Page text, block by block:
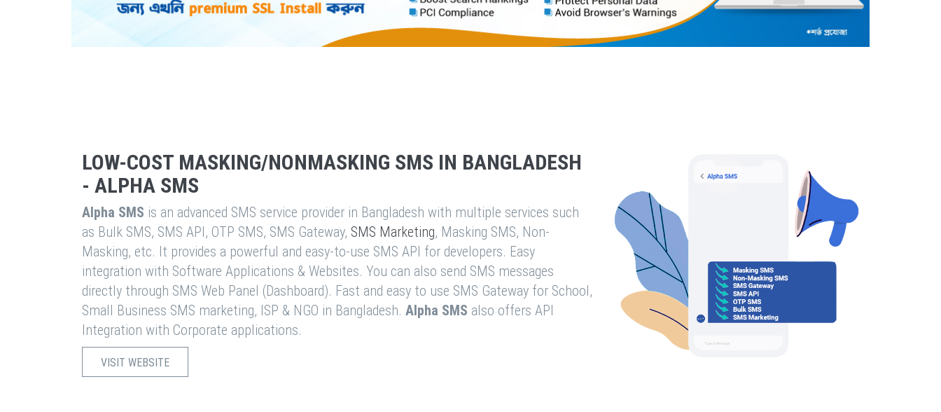
LOW-COST MASKING/NONMASKING SMS IN BANGLADESH
- ALPHA SMS
Alpha SMS is an advanced SMS service provider in Bangladesh with multiple services such
as Bulk SMS, SMS API, OTP SMS, SMS Gateway, SMS Marketing, Masking SMS, Non-
Masking, etc. It provides a powerful and easy-to-use SMS API for developers. Easy
integration with Software Applications & Websites. You can also send SMS messages
directly through SMS Web Panel (Dashboard). Fast and easy to use SMS Gateway for School,
Small Business SMS marketing, ISP & NGO in Bangladesh. Alpha SMS also offers API
Integration with Corporate applications.
VISIT WEBSITE